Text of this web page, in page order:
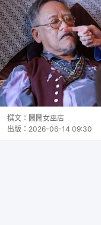
撰文： 鬧鬧女巫店
出版： 2026-06-14 09:30